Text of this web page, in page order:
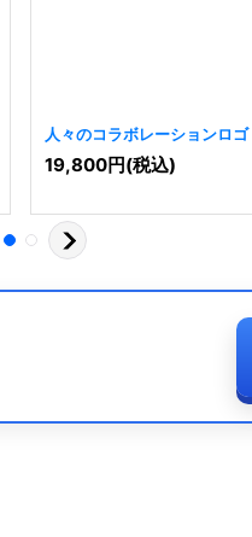
人々のコラボレーションロゴ
19,800円(税込)